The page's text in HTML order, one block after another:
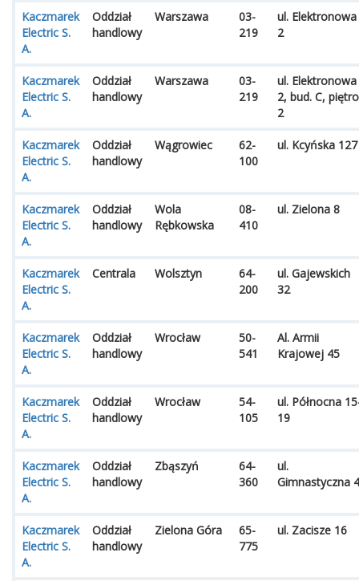
Kaczmarek
Electric S.
A.
Oddział
handlowy
Warszawa
03-
219
ul. Elektronowa
2
Kaczmarek
Electric S.
A.
Oddział
handlowy
Warszawa
03-
219
ul. Elektronowa
2, bud. C, piętro
2
Kaczmarek
Electric S.
A.
Oddział
handlowy
Wągrowiec
62-
100
ul. Kcyńska 127
Kaczmarek
Electric S.
A.
Oddział
handlowy
Wola
Rębkowska
08-
410
ul. Zielona 8
Kaczmarek
Electric S.
A.
Centrala Wolsztyn
64-
200
ul. Gajewskich
32
Kaczmarek
Electric S.
A.
Oddział
handlowy
Wrocław
50-
541
Al. Armii
Krajowej 45
Kaczmarek
Electric S.
A.
Oddział
handlowy
Wrocław
54-
105
ul. Północna
19
Kaczmarek
Electric S.
A.
Oddział
handlowy
Zbąszyń
64-
360
ul.
Gimnastyczna 4
Kaczmarek
Electric S.
A.
Oddział
handlowy
Zielona Góra
65-
775
ul. Zacisze 16